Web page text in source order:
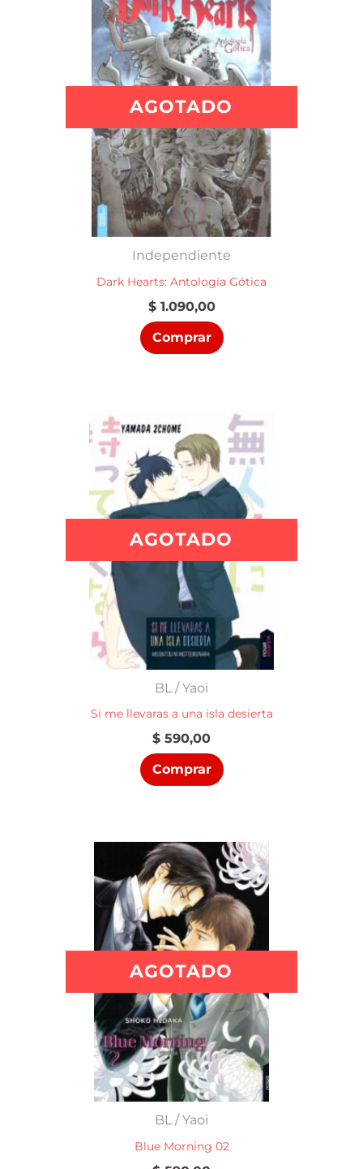
AGOTADO
Independiente
Dark Hearts: Antología Gótica
$1.090,00
Comprar
AGOTADO
BL / Yaoi
Si me llevaras a una isla desierta
$ 590,00
Comprar
AGOTADO
BL / Yaoi
Blue Morning 02